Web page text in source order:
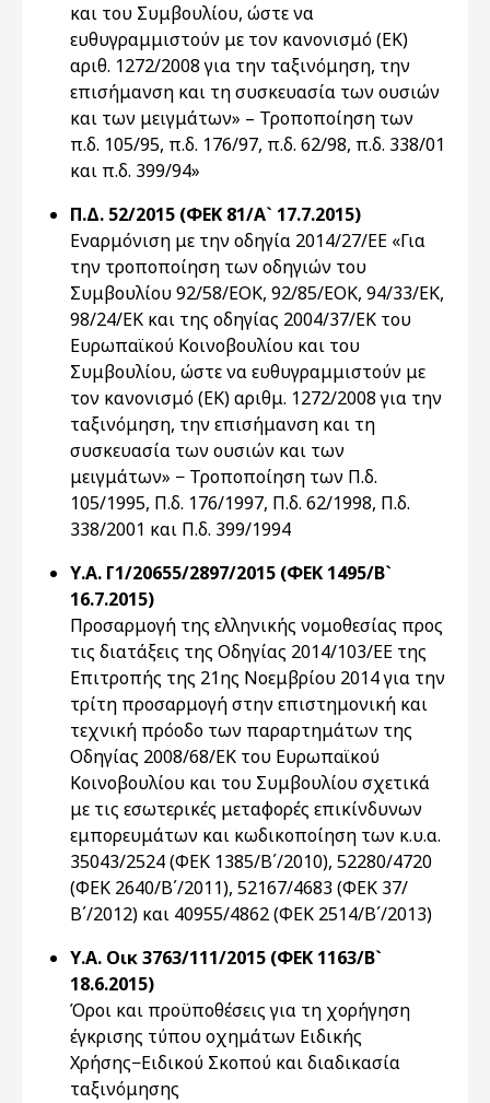
και του Συμβουλίου, ώστε να
ευθυγραμμιστούν με τον κανονισμό (ΕΚ)
αριθ. 1272/2008 για την ταξινόμηση, την
επισήμανση και τη συσκευασία των ουσιών
και των μειγμάτων» – Τροποποίηση των
π.δ. 105/95, π.δ. 176/97, π.δ. 62/98, π.δ. 338/01
και π.δ. 399/94»
Π.Δ. 52/2015 (ΦΕΚ 81/Α` 17.7.2015)
Εναρμόνιση με την οδηγία 2014/27/ΕΕ «Για
την τροποποίηση των οδηγιών του
Συμβουλίου 92/58/ΕΟΚ, 92/85/ΕΟΚ, 94/33/ΕΚ,
98/24/ΕΚ και της οδηγίας 2004/37/ΕΚ του
Ευρωπαϊκού Κοινοβουλίου και του
Συμβουλίου, ώστε να ευθυγραμμιστούν με
τον κανονισμό (ΕΚ) αριθμ. 1272/2008 για την
ταξινόμηση, την επισήμανση και τη
συσκευασία των ουσιών και των
μειγμάτων» − Τροποποίηση των Π.δ.
105/1995, Π.δ. 176/1997, Π.δ. 62/1998, Π.δ.
338/2001 και Π.δ. 399/1994
Υ.Α. Γ1/20655/2897/2015 (ΦΕΚ 1495/Β`
16.7.2015)
Προσαρμογή της ελληνικής νομοθεσίας προς
τις διατάξεις της Οδηγίας 2014/103/ΕΕ της
Επιτροπής της 21ης Νοεμβρίου 2014 για την
τρίτη προσαρμογή στην επιστημονική και
τεχνική πρόοδο των παραρτημάτων της
Οδηγίας 2008/68/ΕΚ του Ευρωπαϊκού
Κοινοβουλίου και του Συμβουλίου σχετικά
με τις εσωτερικές μεταφορές επικίνδυνων
εμπορευμάτων και κωδικοποίηση των κ.υ.α.
35043/2524 (ΦΕΚ 1385/Β΄/2010), 52280/4720
(ΦΕΚ 2640/Β΄/2011), 52167/4683 (ΦΕΚ 37/
Β΄/2012) και 40955/4862 (ΦΕΚ 2514/Β΄/2013)
Υ.Α. Οικ 3763/111/2015 (ΦΕΚ 1163/Β`
18.6.2015)
Όροι και προϋποθέσεις για τη χορήγηση
έγκρισης τύπου οχημάτων Ειδικής
Χρήσης−Ειδικού Σκοπού και διαδικασία
ταξινόμησης